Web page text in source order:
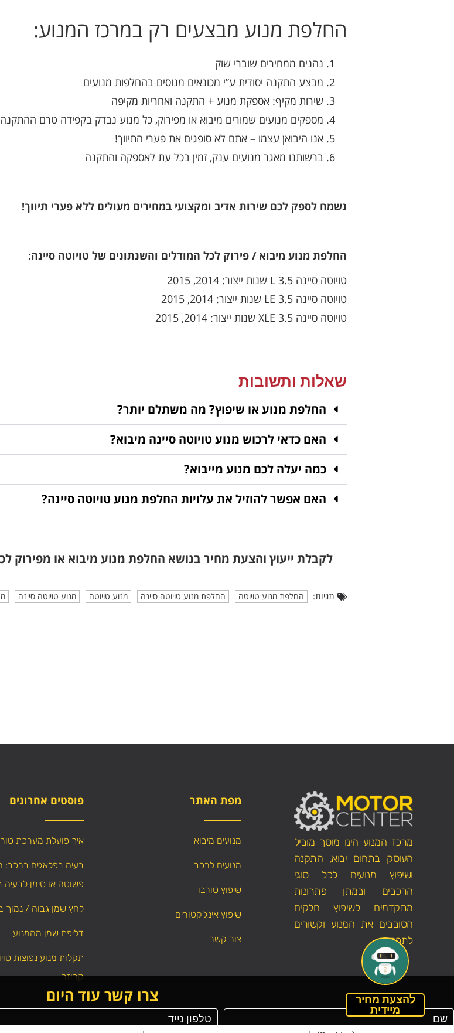
החלפת מנוע מבצעים רק במרכז המנוע:
נהנים ממחירים שוברי שוק
מבצע התקנה יסודית ע”י מכונאים מנוסים בהחלפות מנועים
שירות מקיף: אספקת מנוע + התקנה ואחריות מקיפה
מספקים מנועים שמורים מיבוא או מפירוק, כל מנוע נבדק בקפידה טרם
אנו היבואן עצמו – אתם לא סופגים את פערי התיווך!
ברשותנו מאגר מנועים ענק, זמין בכל עת לאספקה והתקנה
נשמח לספק לכם שירות אדיב ומקצועי במחירים מעולים ללא פערי תיווך!
החלפת מנוע מיבוא / פירוק לכל המודלים והשנתונים של טויוטה סיינה:
טויוטה סיינה 3.5 L שנות ייצור: 2014, 2015
טויוטה סיינה 3.5 LE שנות ייצור: 2014, 2015
טויוטה סיינה 3.5 XLE שנות ייצור: 2014, 2015
שאלות ותשובות
החלפת מנוע או שיפוץ? מה משתלם יותר?
האם כדאי לרכוש מנוע טויוטה סיינה מיבוא?
כמה יעלה לכם מנוע מייבוא?
האם אפשר להוזיל את עלויות החלפת מנוע טויוטה סיינה?
לקבלת ייעוץ והצעת מחיר בנושא החלפת מנוע מיבוא או מפירוק
תגיות: החלפת מנוע טויוטה החלפת מנוע טויוטה סיינה מנוע טויוטה מנוע טויוטה סיינה
צרו קשר עוד היום
מרכז המנוע הינו מוסך מוביל
העוסק בתחום יבוא, התקנה
ושיפוץ מנועים לכל סוגי
הרכבים ובמתן פתרונות
מתקדמים לשיפוץ חלקים
הסובבים את המנוע וקשורים
לתפקודו.
מפת האתר
מנועים מיבוא
מנועים לרכב
שיפוץ טורבו
שיפוץ אינג'קטורים
צור קשר
פוסטים אחרונים
איך פועלת מערכת
בעיה בפלאגים ברכב:
פשוטה או סימן לבעיה
לחץ שמן גבוה / נמוך
דליפת שמן מהמנוע
תקלות מנוע נפוצות
קרוזר
הצהרת נגישות WebResult כל
להצעת מחיר
מיידית